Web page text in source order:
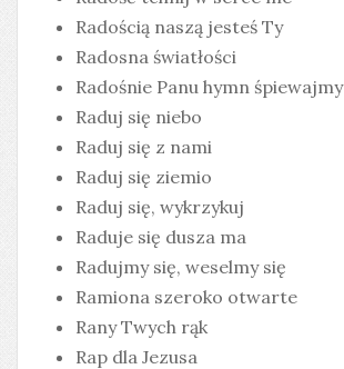
Radością naszą jesteś Ty
Radosna światłości
Radośnie Panu hymn śpiewajmy
Raduj się niebo
Raduj się z nami
Raduj się ziemio
Raduj się, wykrzykuj
Raduje się dusza ma
Radujmy się, weselmy się
Ramiona szeroko otwarte
Rany Twych rąk
Rap dla Jezusa